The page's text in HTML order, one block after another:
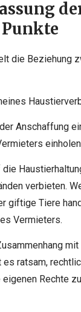
die Beziehung
Anschaffung
verbieten.
giftige Tiere
Vermieters.
mit
es ratsam,
Rechte